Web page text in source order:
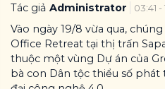
Tác giả Administrator 03:41 -
Vào ngày 19/8 vừa qua,
Office Retreat tại thị trấn
thuộc một vùng Dự án của
bà con Dân tộc thiểu số